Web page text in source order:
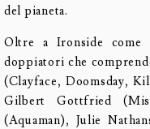
del pianeta.
Oltre a Ironside come
doppiatori che
(Clayface, Doomsday,
Gilbert Gottfried
(Aquaman), Julie